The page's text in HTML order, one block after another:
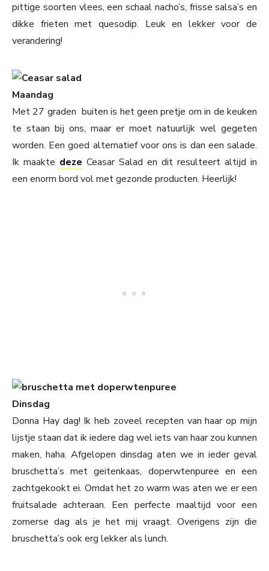
pittige soorten vlees, een schaal nacho’s, frisse salsa’s en
dikke frieten met quesodip. Leuk en lekker voor de
verandering!
Maandag
Met 27 graden buiten is het geen pretje om in de keuken
te staan bij ons, maar er moet natuurlijk wel gegeten
worden. Een goed alternatief voor ons is dan een salade.
Ik maakte deze Ceasar Salad en dit resulteert altijd in
een enorm bord vol met gezonde producten. Heerlijk!
Dinsdag
Donna Hay dag! Ik heb zoveel recepten van haar op mijn
lijstje staan dat ik iedere dag wel iets van haar zou kunnen
maken, haha. Afgelopen dinsdag aten we in ieder geval
bruschetta’s met geitenkaas, doperwtenpuree en een
zachtgekookt ei. Omdat het zo warm was aten we er een
fruitsalade achteraan. Een perfecte maaltijd voor een
zomerse dag als je het mij vraagt. Overigens zijn die
bruschetta’s ook erg lekker als lunch.